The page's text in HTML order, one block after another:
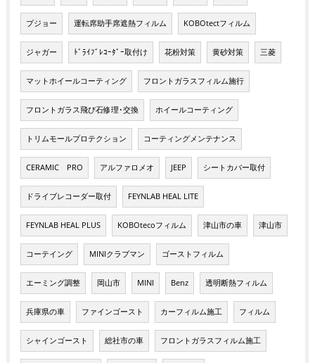
プジョー 運転席助手席遮熱フィルム KOBOtectフィルム
ジャガー ﾄﾞﾗｲﾌﾞﾚｺｰﾀﾞｰ取付け 花粉対策 黄砂対策 三菱
マットホイールコーティング フロントガラスフィルム施行
フロントガラス飛び石修理･交換 ホイールコーティング
トリムモールプロテクション コーティングメンテナンス
CERAMIC PRO アルファロメオ JEEP シートカバー取付
ドライブレコーダー取付 FEYNLAB HEAL LITE
FEYNLAB HEAL PLUS KOBOtecoフィルム 津山市の車 津山市
コーテイング MINIクラブマン ゴーストフィルム
エーミング調整 岡山市 MINI Benz 透明断熱フィルム
兵庫県の車 ファインゴースト カーフィルム施工 フィルム
シャインゴースト 総社市の車 フロントガラスフィルム施工